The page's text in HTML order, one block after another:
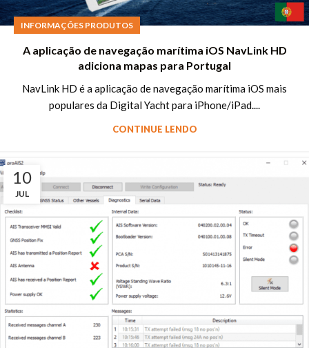
INFORMAÇÕES PRODUTOS
A aplicação de navegação marítima iOS NavLink HD
adiciona mapas para Portugal
NavLink HD é a aplicação de navegação marítima iOS mais
populares da Digital Yacht para iPhone/iPad....
CONTINUE LENDO
10
JUL